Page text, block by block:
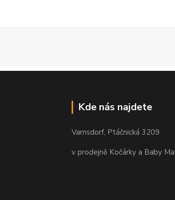
Kde nás najdete
Varnsdorf, Ptáčnická 3209
v prodejně Kočárky a Baby